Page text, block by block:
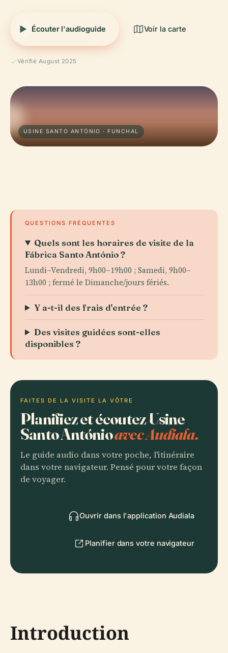
Écouter l'audioguide Voir la carte
Vérifié August 2025
USINE SANTO ANTÓNIO · FUNCHAL
QUESTIONS FRÉQUENTES
Quels sont les horaires de visite de la
Fábrica Santo António ?
Lundi–Vendredi, 9h00–19h00 ; Samedi, 9h00–
13h00 ; fermé le Dimanche/jours fériés.
Y a-t-il des frais d'entrée ?
Des visites guidées sont-elles
disponibles ?
FAITES DE LA VISITE LA VÔTRE
Planifiez et écoutez Usine
Santo Antónioavec Audiala.
Le guide audio dans votre poche, l'itinéraire
dans votre navigateur. Pensé pour votre façon
de voyager.
Ouvrir dans l'application Audiala
Planifier dans votre navigateur
Introduction